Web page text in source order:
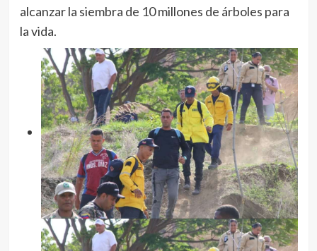
alcanzar la siembra de 10 millones de árboles para
la vida.